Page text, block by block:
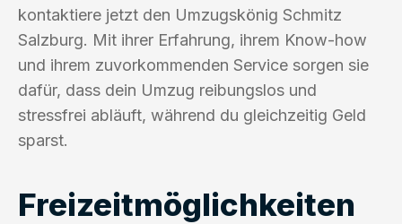
kontaktiere jetzt den Umzugskönig Schmitz
Salzburg. Mit ihrer Erfahrung, ihrem Know-how
und ihrem zuvorkommenden Service sorgen sie
dafür, dass dein Umzug reibungslos und
stressfrei abläuft, während du gleichzeitig Geld
sparst.
Freizeitmöglichkeiten